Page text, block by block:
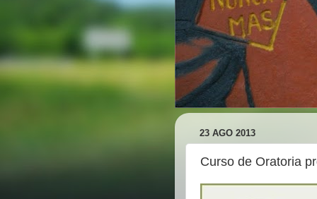
23 AGO 2013
Curso de Oratoria